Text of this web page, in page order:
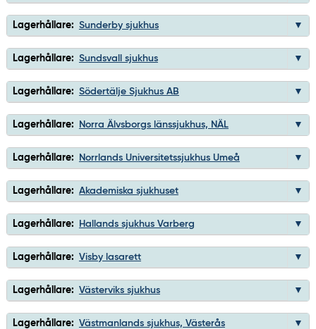
Lagerhållare: Sunderby sjukhus
Lagerhållare: Sundsvall sjukhus
Lagerhållare: Södertälje Sjukhus AB
Lagerhållare: Norra Älvsborgs länssjukhus, NÄL
Lagerhållare: Norrlands Universitetssjukhus Umeå
Lagerhållare: Akademiska sjukhuset
Lagerhållare: Hallands sjukhus Varberg
Lagerhållare: Visby lasarett
Lagerhållare: Västerviks sjukhus
Lagerhållare: Västmanlands sjukhus, Västerås